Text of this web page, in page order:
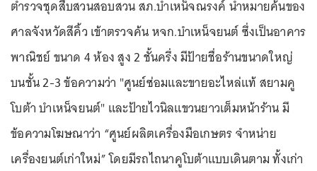
ตำรวจชุดสืบสวนสอบสวน สภ.บำเหน็จณรงค์ นำหมายค้นของ
ศาลจังหวัดสีคิ้ว เข้าตรวจค้น หจก.บำเหน็จยนต์ ซึ่งเป็นอาคาร
พาณิชย์ ขนาด 4 ห้อง สูง 2 ชั้นครึ่ง มีป้ายชื่อร้านขนาดใหญ่
บนชั้น 2-3 ข้อความว่า "ศูนย์ซ่อมและขายอะไหล่แท้ สยามคู
โบต้า บำเหน็จยนต์" และป้ายไวนิลแขวนยาวเต็มหน้าร้าน มี
ข้อความโฆษณาว่า “ศูนย์ผลิตเครื่องมือเกษตร จำหน่าย
เครื่องยนต์เก่าใหม่” โดยมีรถไถนาคูโบต้าแบบเดินตาม ทั้งเก่า